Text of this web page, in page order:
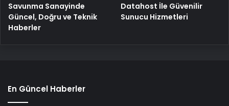
Savunma Sanayinde
Güncel, Doğru ve Teknik
Haberler
Datahost İle Güvenilir
Sunucu Hizmetleri
En Güncel Haberler